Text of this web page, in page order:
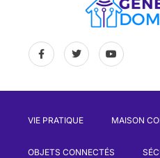
VIE PRATIQUE MAISON
OBJETS CONNECTÉS